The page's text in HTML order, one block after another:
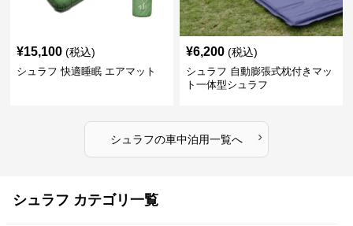
¥15,100 (税込)
シュラフ 快適睡眠 エアマット
¥6,200 (税込)
シュラフ 自動膨張式枕付きマッ
ト一体型シュラフ
シュラフの車中泊用一覧へ ›
シュラフ カテゴリ一覧